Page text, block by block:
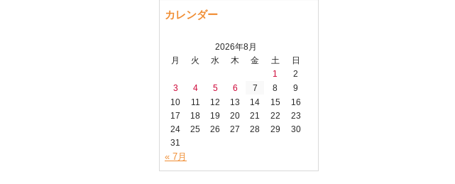
カレンダー
2026年8月
月
火 水 木 金 土
日
1
2
3
4 5 6 7 8
9
10
11 12 13 14 15
16
17
18 19 20 21 22
23
24
25 26 27 28 29
30
31
« 7月